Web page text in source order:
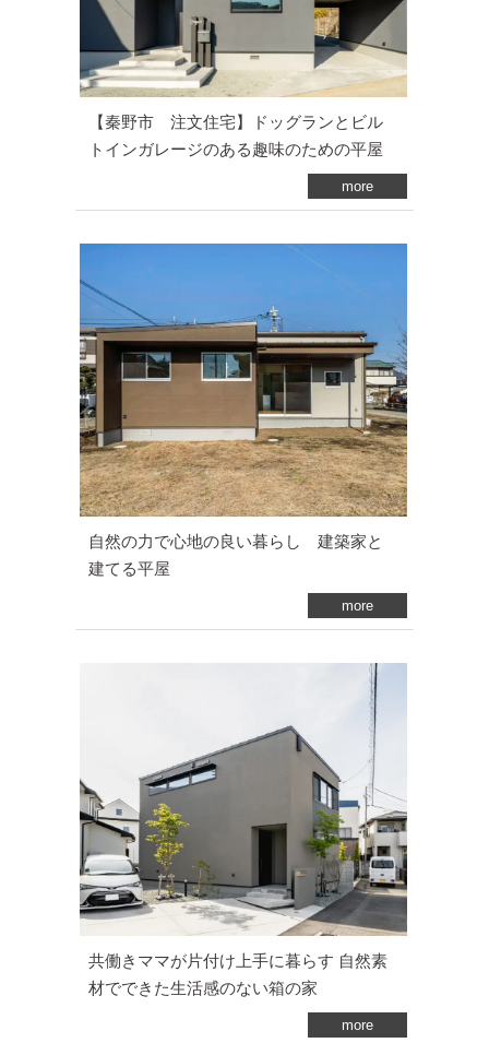
【秦野市 注文住宅】ドッグランとビル
トインガレージのある趣味のための平屋
more
自然の力で心地の良い暮らし 建築家と
建てる平屋
more
共働きママが片付け上手に暮らす 自然素
材でできた生活感のない箱の家
more